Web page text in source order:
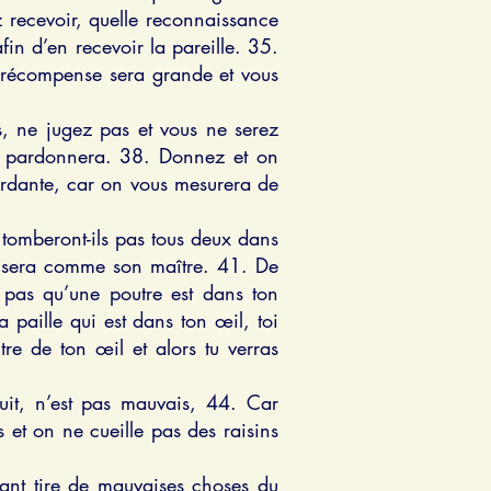
quelle reconnaissance
d’en recevoir la pareille. 35.
sera grande et vous
ne jugez pas et vous ne serez
38. Donnez et on
car on vous mesurera de
ils pas tous deux dans
comme son maître. 41. De
qu’une poutre est dans ton
paille qui est dans ton œil, toi
de ton œil et alors tu verras
n’est pas mauvais, 44. Car
on ne cueille pas des raisins
tire de mauvaises choses du